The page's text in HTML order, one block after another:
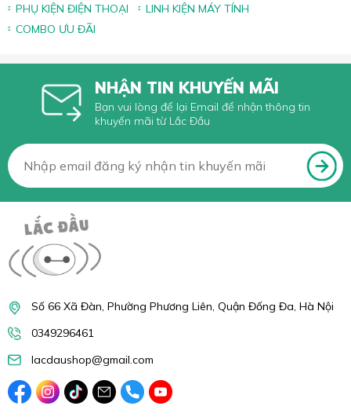
PHỤ KIỆN ĐIỆN THOẠI
LINH KIỆN MÁY TÍNH
COMBO ƯU ĐÃI
NHẬN TIN KHUYẾN MÃI
Bạn vui lòng để lại Email để nhận thông tin
khuyến mãi từ Lắc Đầu
Số 66 Xã Đàn, Phường Phương Liên, Quận Đống Đa, Hà Nội
0349296461
lacdaushop@gmail.com